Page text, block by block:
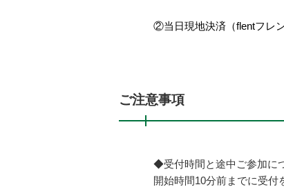
②当日現地決済（flentフレ
ご注意事項
◆受付時間と途中ご参加に
開始時間10分前までに受付